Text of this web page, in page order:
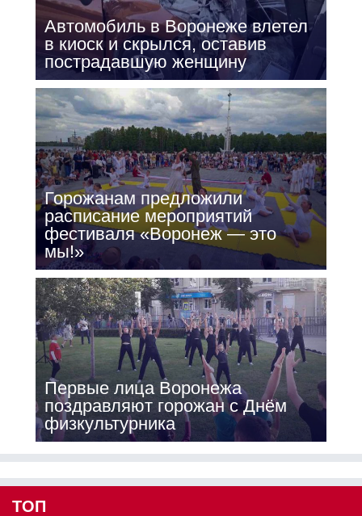
Автомобиль в Воронеже влетел
в киоск и скрылся, оставив
пострадавшую женщину
Горожанам предложили
расписание мероприятий
фестиваля «Воронеж — это
мы!»
Первые лица Воронежа
поздравляют горожан с Днём
физкультурника
ТОП